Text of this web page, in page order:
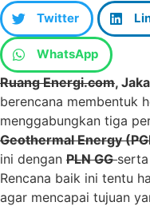
Twitter
WhatsApp
Ruang Energi.com,
berencana membentuk
menggabungkan tiga
Geothermal Energy
ini dengan PLN GG serta
Rencana baik ini tentu
agar mencapai tujuan